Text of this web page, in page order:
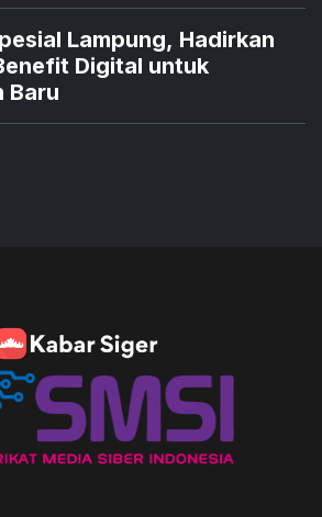
Lampung, Hadirkan
Digital untuk
Baru